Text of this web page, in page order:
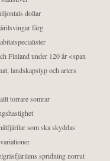
dollar
färg
Finland under 120 år <span
landskapstyp och arters
torrare somrar
som ska skyddas
spridning norrut